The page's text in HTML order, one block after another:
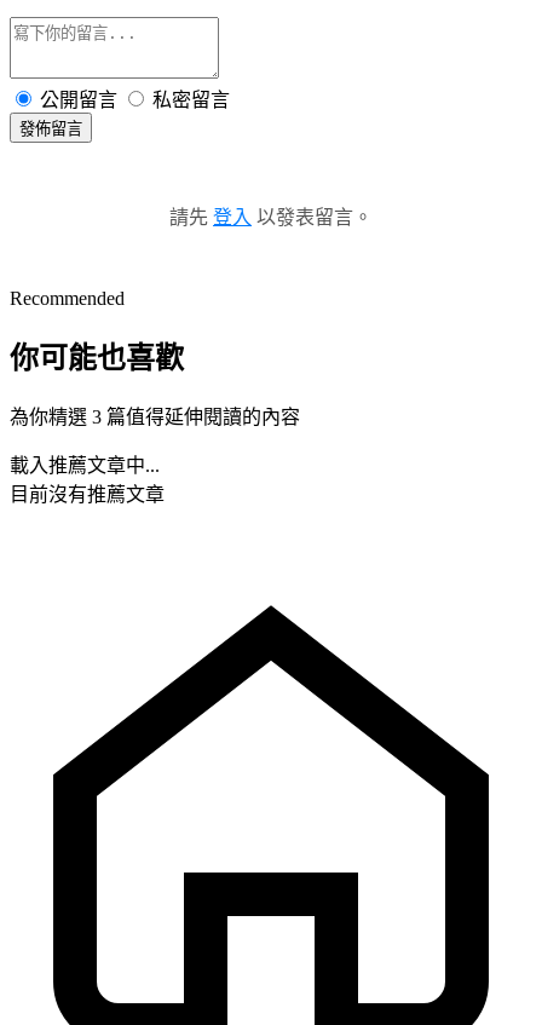
公開留言 私密留言
發佈留言
請先 登入 以發表留言。
Recommended
你可能也喜歡
為你精選 3 篇值得延伸閱讀的內容
載入推薦文章中...
目前沒有推薦文章